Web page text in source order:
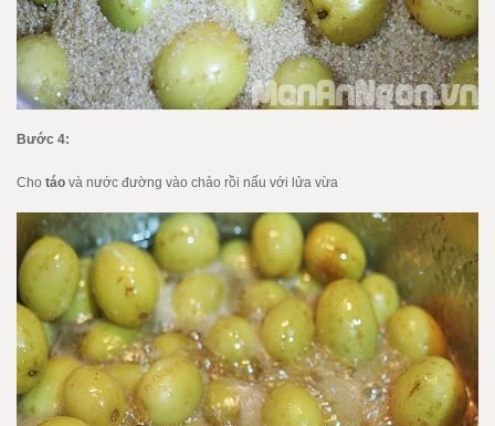
Bước 4:
Cho táo và nước đường vào chảo rồi nấu với lửa vừa